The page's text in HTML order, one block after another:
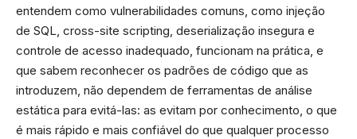
entendem como vulnerabilidades comuns, como injeção
de SQL, cross-site scripting, deserialização insegura e
controle de acesso inadequado, funcionam na prática, e
que sabem reconhecer os padrões de código que as
introduzem, não dependem de ferramentas de análise
estática para evitá-las: as evitam por conhecimento, o que
é mais rápido e mais confiável do que qualquer processo